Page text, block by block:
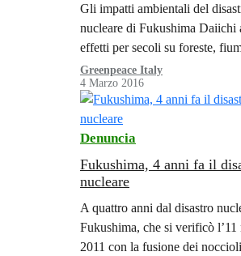
Gli impatti ambientali del
nucleare di Fukushima Daiichi
effetti per secoli su foreste,
estuari. È quanto emerge da
reloaded”, un nuovo rapporto
oggi da Greenpeace Giappone,
secondo cui gli elementi
lunga vita sono stati assorbiti da
e animali, riconcentrati tramite le
alimentari, e trascinati a…
Greenpeace Italy
4 Marzo 2016
Denuncia
Fukushima, 4 anni fa il
nucleare
A quattro anni dal disastro
Fukushima, che si verificò l’11
2011 con la fusione dei